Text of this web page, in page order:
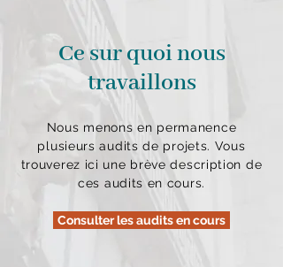
Ce sur quoi nous
travaillons
Nous menons en permanence
plusieurs audits de projets. Vous
trouverez ici une brève description de
ces audits en cours.
Consulter les audits en cours